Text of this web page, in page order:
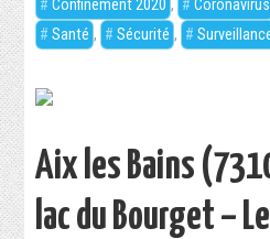
Confinement 2020 , Coronavirus
Santé , Sécurité ,
Aix les Bains
lac du Bourget – Le